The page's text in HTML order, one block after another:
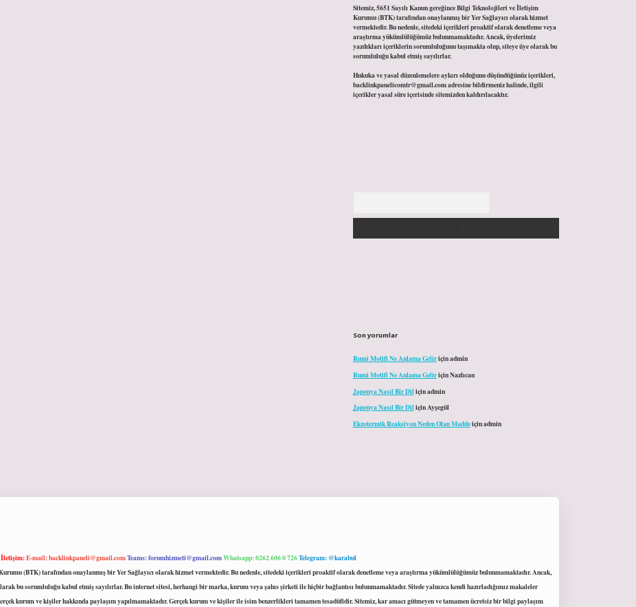
Sitemiz, 5651 Sayılı Kanun gereğince Bilgi Teknolojileri ve İletişim
Kurumu (BTK) tarafından onaylanmış bir Yer Sağlayıcı olarak hizmet
vermektedir. Bu nedenle, sitedeki içerikleri proaktif olarak denetleme veya
araştırma yükümlülüğümüz bulunmamaktadır. Ancak, üyelerimiz
yazdıkları içeriklerin sorumluluğunu taşımakta olup, siteye üye olarak bu
sorumluluğu kabul etmiş sayılırlar.
Hukuka ve yasal düzenlemelere aykırı olduğunu düşündüğünüz içerikleri,
backlinkpanelicomtr@gmail.comadresine bildirmeniz halinde, ilgili
içerikler yasal süre içerisinde sitemizden kaldırılacaktır.
Son yorumlar
Rumi Motifi Ne Anlama Geliriçinadmin
Rumi Motifi Ne Anlama GeliriçinNazlıcan
Japonya Nasıl Bir Dil içinadmin
Japonya Nasıl Bir DiliçinAyşegül
Ekzotermik Reaksiyon Neden Olan Maddeiçinadmin
İletişim:E-mail:backlinkpaneli@gmail.comTeams:forumhizmeti@gmail.comWhatsapp: 0262 606 0 726Telegram: @karabul
(BTK) tarafından onaylanmış bir Yer Sağlayıcı olarak hizmet vermektedir. Bu nedenle, sitedeki içerikleri proaktif olarak denetleme veya araştırma yükümlülüğümüz bulunmamaktadır. Ancak,
bu sorumluluğu kabul etmiş sayılırlar. Bu internet sitesi, herhangi bir marka, kurum veya şahıs şirketi ile hiçbir bağlantısı bulunmamaktadır. Sitede yalnızca kendi hazırladığımız makaleler
kurum ve kişiler hakkında paylaşım yapılmamaktadır. Gerçek kurum ve kişiler ile isim benzerlikleri tamamen tesadüfidir. Sitemiz, kar amacı gütmeyen ve tamamen ücretsiz bir bilgi paylaşım